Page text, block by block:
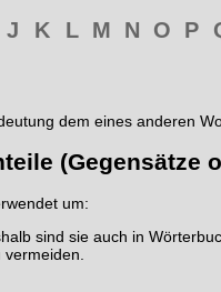
J K L M N O P
dem eines anderen
(Gegensätze
um:
sind sie auch in
vermeiden.